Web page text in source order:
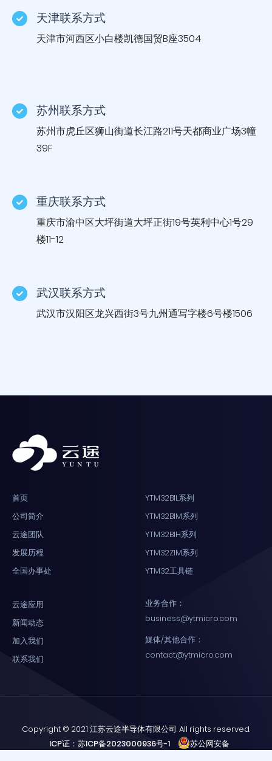
天津联系方式
天津市河西区小白楼凯德国贸B座3504
苏州联系方式
苏州市虎丘区狮山街道长江路211号天都商业广场3幢
39F
重庆联系方式
重庆市渝中区大坪街道大坪正街19号英利中心1号29
楼11-12
武汉联系方式
武汉市汉阳区龙兴西街3号九州通写字楼6号楼1506
首页
公司简介
云途团队
发展历程
全国办事处
YTM32B1L系列
YTM32B1M系列
YTM32B1H系列
YTM32Z1M系列
YTM32工具链
云途应用
新闻动态
加入我们
联系我们
业务合作：
business@ytmicro.com
媒体/其他合作：
contact@ytmicro.com
Copyright © 2021 江苏云途半导体有限公司. All rights reserved.
ICP证：苏ICP备2023000936号-1
苏公网安备